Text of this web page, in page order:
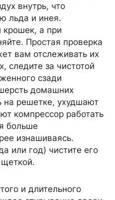
внутрь, что
льда и инея.
крошек, а при
Простая проверка
вам отслеживать их
следите за чистотой
сзади
домашних
на решетке, ухудшают
компрессор работать
больше
изнашиваясь.
или год) чистите его
и длительного